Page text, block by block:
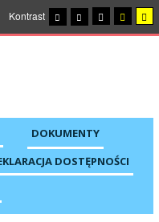
Kontrast
DOKUMENTY
DOSTĘPNOŚCI
rynku pracy –
Edukacji
murarz-